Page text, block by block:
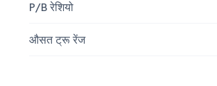
P/B रेशियो
औसत ट्रू रेंज